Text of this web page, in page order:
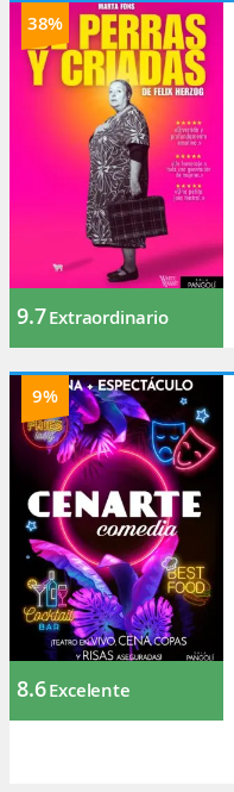
38%
9.7Extraordinario
9%
8.6Excelente